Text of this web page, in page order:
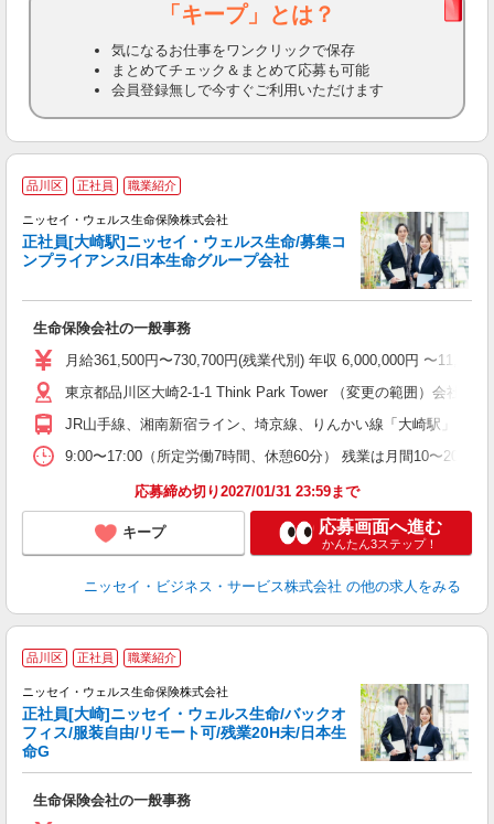
「キープ」とは？
気になるお仕事をワンクリックで保存
まとめてチェック＆まとめて応募も可能
会員登録無しで今すぐご利用いただけます
品川区 正社員 職業紹介
ニッセイ・ウェルス生命保険株式会社
正社員[大崎駅]ニッセイ・ウェルス生命/募集コ
ンプライアンス/日本生命グループ会社
生命保険会社の一般事務
月給361,500円〜730,700円(残業代別) 年収 6,000,000円 〜
東京都品川区大崎2-1-1 Think Park Tower （変更の範囲）会社の定
JR山手線、湘南新宿ライン、埼京線、りんかい線「大崎駅」より
9:00〜17:00（所定労働7時間、休憩60分） 残業は月間10〜20
応募締め切り2027/01/31 23:59まで
キープ 応募画面へ進む
かんたん3ステップ！
ニッセイ・ビジネス・サービス株式会社 の他の求人をみる
品川区 正社員 職業紹介
ニッセイ・ウェルス生命保険株式会社
正社員[大崎]ニッセイ・ウェルス生命/バックオ
フィス/服装自由/リモート可/残業20H未/日本生
命G
生命保険会社の一般事務